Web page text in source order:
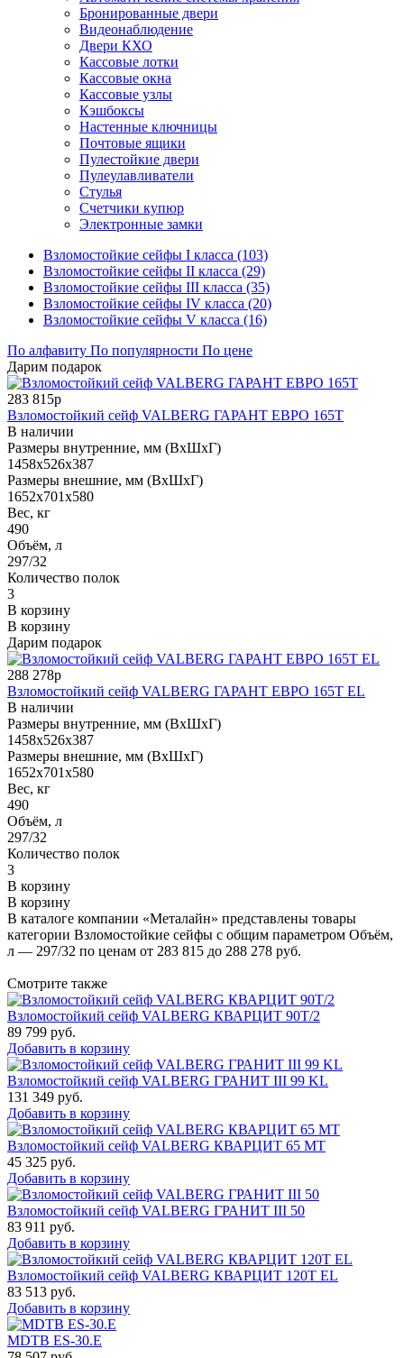
Бронированные двери
Видеонаблюдение
Двери КХО
Кассовые лотки
Кассовые окна
Кассовые узлы
Кэшбоксы
Настенные ключницы
Почтовые ящики
Пулестойкие двери
Пулеулавливатели
Стулья
Счетчики купюр
Электронные замки
Взломостойкие сейфы I класса (103)
Взломостойкие сейфы II класса (29)
Взломостойкие сейфы III класса (35)
Взломостойкие сейфы IV класса (20)
Взломостойкие сейфы V класса (16)
По алфавиту По популярности По цене
Дарим подарок
283 815р
Взломостойкий сейф VALBERG ГАРАНТ ЕВРО 165Т
В наличии
Размеры внутренние, мм (ВхШхГ)
1458x526x387
Размеры внешние, мм (ВхШхГ)
1652x701x580
Вес, кг
490
Объём, л
297/32
Количество полок
3
В корзину
В корзину
Дарим подарок
288 278р
Взломостойкий сейф VALBERG ГАРАНТ ЕВРО 165Т EL
В наличии
Размеры внутренние, мм (ВхШхГ)
1458x526x387
Размеры внешние, мм (ВхШхГ)
1652x701x580
Вес, кг
490
Объём, л
297/32
Количество полок
3
В корзину
В корзину
В каталоге компании «Металайн» представлены товары
категории Взломостойкие сейфы с общим параметром Объём,
л — 297/32 по ценам от 283 815 до 288 278 руб.
Смотрите также
Взломостойкий сейф VALBERG КВАРЦИТ 90Т/2
89 799 руб.
Добавить в корзину
Взломостойкий сейф VALBERG ГРАНИТ III 99 KL
131 349 руб.
Добавить в корзину
Взломостойкий сейф VALBERG КВАРЦИТ 65 МТ
45 325 руб.
Добавить в корзину
Взломостойкий сейф VALBERG ГРАНИТ III 50
83 911 руб.
Добавить в корзину
Взломостойкий сейф VALBERG КВАРЦИТ 120Т EL
83 513 руб.
Добавить в корзину
MDTB ES-30.Е